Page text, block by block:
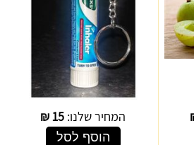
המחיר שלנו: 15
₪
הוסף לסל